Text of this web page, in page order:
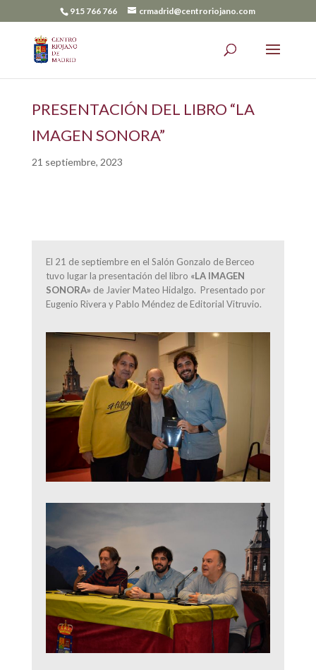
915 766 766 crmadrid@centroriojano.com
PRESENTACIÓN DEL LIBRO “LA
IMAGEN SONORA”
21 septiembre, 2023
El 21 de septiembre en el Salón Gonzalo de Berceo
tuvo lugar la presentación del libro «LA IMAGEN
SONORA» de Javier Mateo Hidalgo. Presentado por
Eugenio Rivera y Pablo Méndez de Editorial Vitruvio.